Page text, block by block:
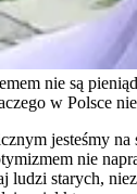
nie są
w Polsce
jesteśmy
nie
ludzi starych,